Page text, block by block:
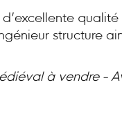
structure
à vendre -